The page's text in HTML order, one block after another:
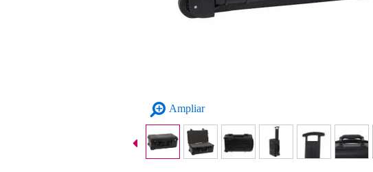
Ampliar